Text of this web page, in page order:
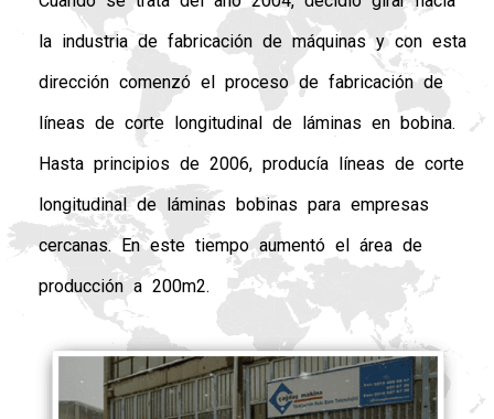
la industria de fabricación de máquinas y con esta
dirección comenzó el proceso de fabricación de
líneas de corte longitudinal de láminas en bobina.
Hasta principios de 2006, producía líneas de corte
longitudinal de láminas bobinas para empresas
cercanas. En este tiempo aumentó el área de
producción a 200m2.